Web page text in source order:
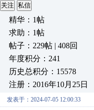
关注 私信
精华：1帖
求助：1帖
帖子：229帖 | 408回
年度积分：241
历史总积分：15578
注册：2016年10月25日
发表于：2024-07-05 12:00:33